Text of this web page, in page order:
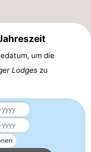
um die
Lodges zu